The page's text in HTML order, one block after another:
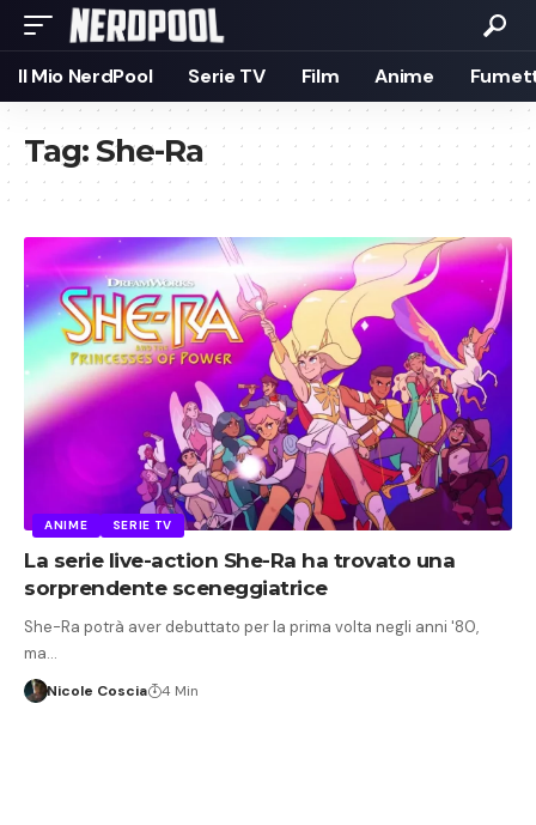
Il Mio NerdPool Serie TV Film Anime
Tag:She-Ra
ANIME SERIE TV
La serie live-action She-Ra ha trovato una
sorprendente sceneggiatrice
She-Ra potrà aver debuttato per la prima volta negli anni '80,
ma…
Nicole Coscia 4 Min